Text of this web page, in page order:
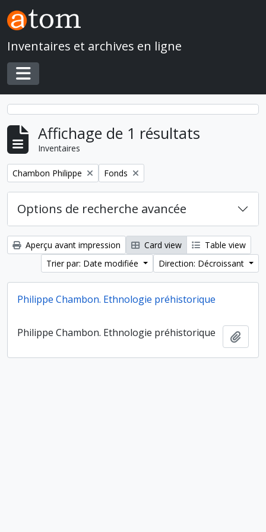
Skip to main content
Inventaires et archives en ligne
Toggle navigation
Affichage de 1 résultats
Inventaires
Remove filter:
Chambon Philippe Remove filter:
Fonds
Options de recherche avancée
Aperçu avant impression Card view
Table view
Trier par: Date modifiée
Direction: Décroissant
Philippe Chambon. Ethnologie préhistorique
Philippe Chambon. Ethnologie préhistorique